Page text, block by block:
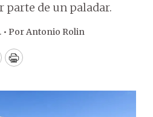
parte de un paladar.
PorAntonio Rolin
Print